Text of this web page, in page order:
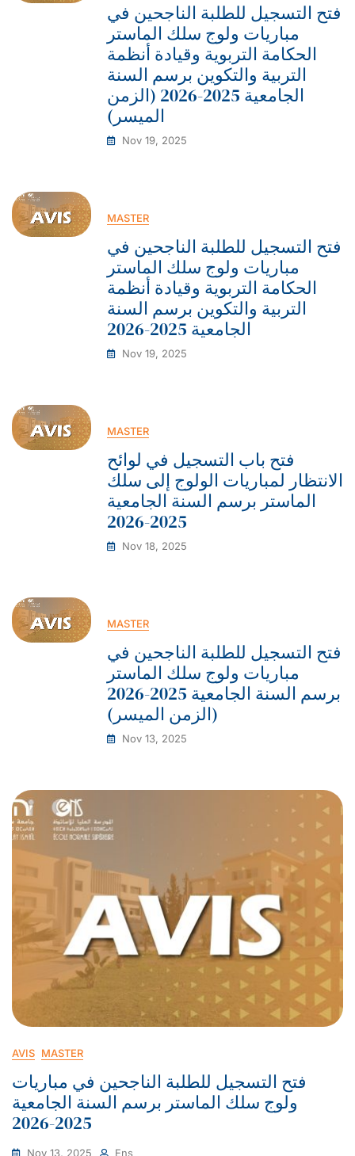
فتح التسجيل للطلبة الناجحين في
مباريات ولوج سلك الماستر
الحكامة التربوية وقيادة أنظمة
التربية والتكوين برسم السنة
الجامعية 2025-2026 (الزمن
الميسر)
Nov 19, 2025
MASTER
فتح التسجيل للطلبة الناجحين في
مباريات ولوج سلك الماستر
الحكامة التربوية وقيادة أنظمة
التربية والتكوين برسم السنة
الجامعية 2025-2026
Nov 19, 2025
MASTER
فتح باب التسجيل في لوائح
الانتظار لمباريات الولوج إلى سلك
الماستر برسم السنة الجامعية
2025-2026
Nov 18, 2025
MASTER
فتح التسجيل للطلبة الناجحين في
مباريات ولوج سلك الماستر
برسم السنة الجامعية 2025-2026
(الزمن الميسر)
Nov 13, 2025
AVIS MASTER
فتح التسجيل للطلبة الناجحين في مباريات
ولوج سلك الماستر برسم السنة الجامعية
2025-2026
Nov 13, 2025 Ens_